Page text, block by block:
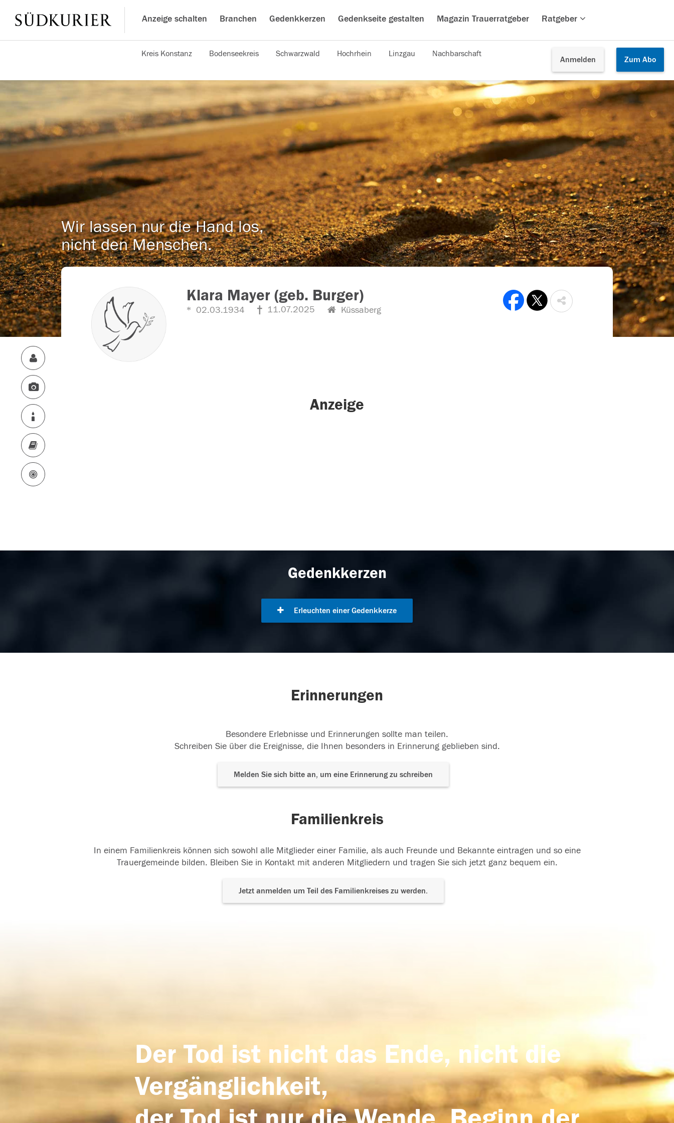
Anzeige schalten Branchen Gedenkkerzen Gedenkseite gestalten Magazin Trauerratgeber Ratgeber
Anmelden Zum Abo
Kreis Konstanz Bodenseekreis Schwarzwald Hochrhein Linzgau Nachbarschaft
Wir lassen nur die Hand los,
nicht den Menschen.
Klara Mayer (geb. Burger)
02.03.1934 11.07.2025 Küssaberg
Anzeige
Gedenkkerzen
Erleuchten einer Gedenkkerze
Erinnerungen
Besondere Erlebnisse und Erinnerungen sollte man teilen.
Schreiben Sie über die Ereignisse, die Ihnen besonders in Erinnerung geblieben sind.
Melden Sie sich bitte an, um eine Erinnerung zu schreiben
Familienkreis
In einem Familienkreis können sich sowohl alle Mitglieder einer Familie, als auch Freunde und Bekannte eintragen und so eine
Trauergemeinde bilden. Bleiben Sie in Kontakt mit anderen Mitgliedern und tragen Sie sich jetzt ganz bequem ein.
Jetzt anmelden um Teil des Familienkreises zu werden.
Der Tod ist nicht das Ende, nicht die
Vergänglichkeit,